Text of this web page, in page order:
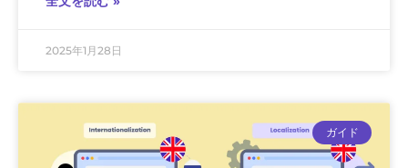
2025年1月28日
ガイド